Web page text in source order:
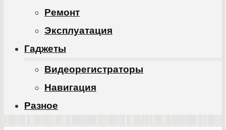
Ремонт
Эксплуатация
Гаджеты
Видеорегистраторы
Навигация
Разное